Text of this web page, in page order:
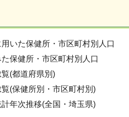
いた保健所・市区町村別人口
保健所・市区町村別人口
覧(都道府県別)
覧(保健所別・市区町村別)
計年次推移(全国・埼玉県)